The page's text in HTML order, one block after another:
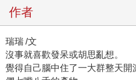
作者
瑞瑞 /文
沒事就喜歡發呆或胡思亂想。
覺得自己腦中住了一大群整天